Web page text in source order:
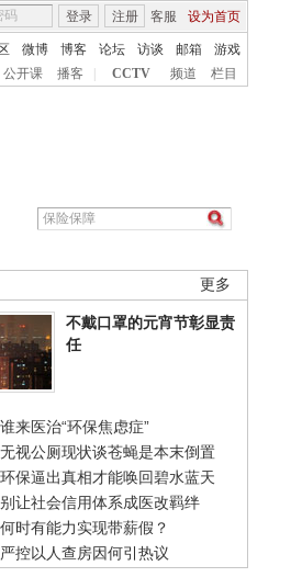
客服 设为首页
登录 注册
微博 博客 论坛 访谈 邮箱
游戏
公开课 播客 CCTV 频道 栏目
更多
不戴口罩的元宵节彰显责
任
来医治“环保焦虑症”
视公厕现状谈苍蝇是本末倒置
保逼出真相才能唤回碧水蓝天
让社会信用体系成医改羁绊
时有能力实现带薪假？
控以人查房因何引热议